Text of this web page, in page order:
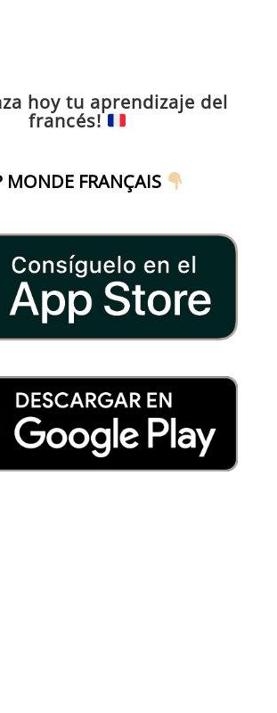
hoy tu aprendizaje del
francés!
MONDE FRANÇAIS